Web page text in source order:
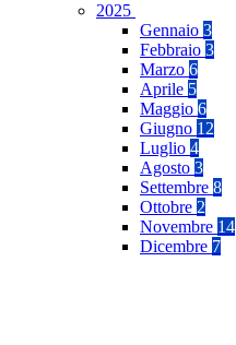
2025
Gennaio 3
Febbraio 3
Marzo 6
Aprile 5
Maggio 6
Giugno 12
Luglio 4
Agosto 3
Settembre 8
Ottobre 2
Novembre 14
Dicembre 7